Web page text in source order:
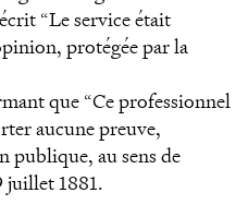
“Le service était
protégée par la
que “Ce professionnel
aucune preuve,
publique, au sens de
juillet 1881.